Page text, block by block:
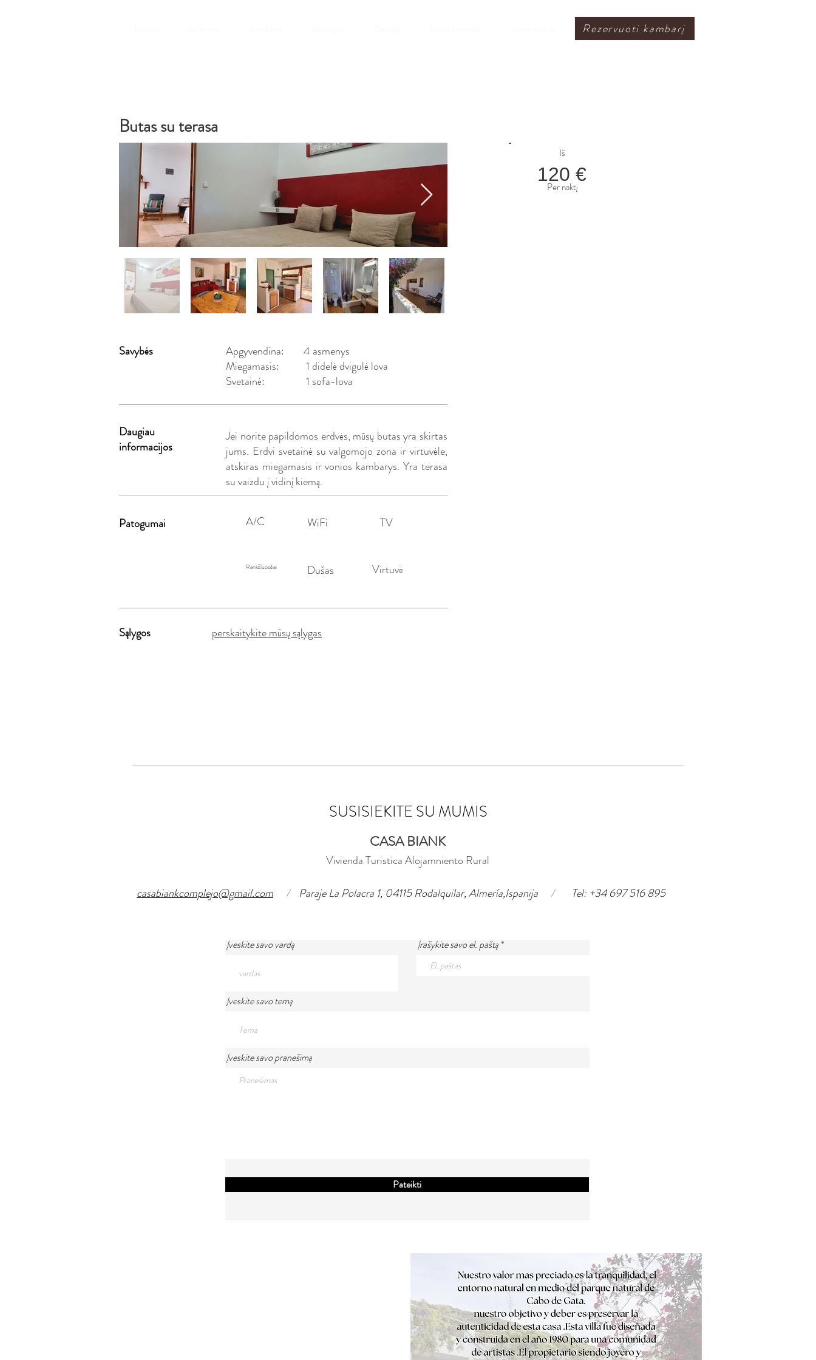
Rezervuoti kambarį
Butas su terasa
Savybės Apgyvendina:
4 asmenys
Miegamasis:
1 didelė dvigulė lova
Svetainė:
1 sofa-lova
Daugiau
informacijos
Jei norite papildomos erdvės, mūsų butas yra skirtas
jums. Erdvi svetainė su valgomojo zona ir virtuvėle,
atskiras miegamasis ir vonios kambarys. Yra terasa
su vaizdu į vidinį kiemą.
120 €
Iš
Per naktį
Patogumai A/C WiFi TV
Rankšluosčiai Dušas Virtuvė
Sąlygos perskaitykite mūsų sąlygas
SUSISIEKITE SU MUMIS
CASA BIANK
Vivienda Turistica Alojamniento Rural
/
/ Paraje La Polacra 1, 04115 Rodalquilar, Almería,Ispanija
casabiankcomplejo@gmail.com Tel: +34 697 516 895
Įveskite savo vardą Įrašykite savo el. paštą
Įveskite savo temą
Įveskite savo pranešimą
Pateikti